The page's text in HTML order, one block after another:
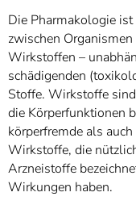
Die Pharmakologie
zwischen
Wirkstoffen –
schädigenden
Stoffe. Wirkstoffe
die Körperfunktionen
körperfremde als
Wirkstoffe, die
Arzneistoffe
Wirkungen haben.